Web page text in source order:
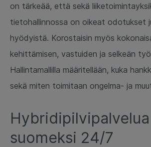
on tärkeää, että sekä
tietohallinnossa on oikeat odotukset
hyödyistä. Korostaisin myös
kehittämisen, vastuiden ja selkeän
Hallintamallilla määritellään, kuka
sekä miten toimitaan ongelma- ja
Hybridipilvipalvelua
suomeksi 24/7